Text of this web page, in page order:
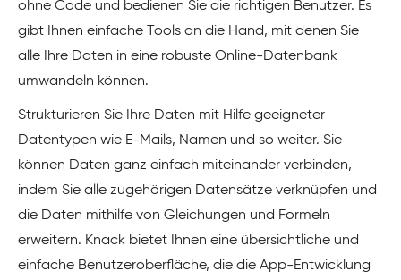
ohne Code und bedienen Sie die richtigen Benutzer. Es
gibt Ihnen einfache Tools an die Hand, mit denen Sie
alle Ihre Daten in eine robuste Online-Datenbank
umwandeln können.
Strukturieren Sie Ihre Daten mit Hilfe geeigneter
Datentypen wie E-Mails, Namen und so weiter. Sie
können Daten ganz einfach miteinander verbinden,
indem Sie alle zugehörigen Datensätze verknüpfen und
die Daten mithilfe von Gleichungen und Formeln
erweitern. Knack bietet Ihnen eine übersichtliche und
einfache Benutzeroberfläche, die die App-Entwicklung